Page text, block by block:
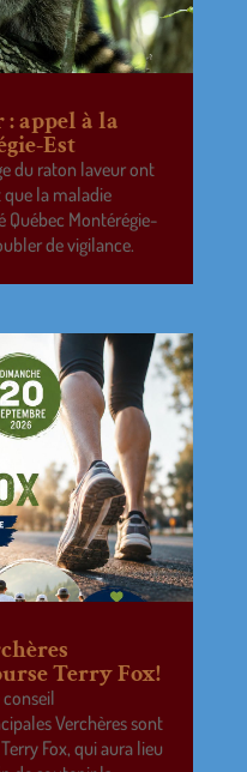
appel à la
Est
du raton laveur ont
la maladie
Québec Montérégie-
de vigilance.
Terry Fox!
Verchères sont
Fox, qui aura lieu